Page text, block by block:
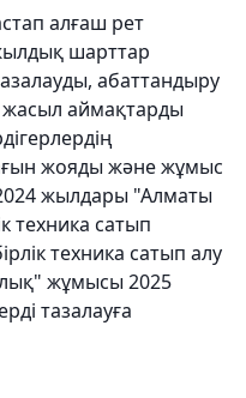
алғаш рет
шарттар
абаттандыру
жасыл аймақтарды
жояды және жұмыс
2024 жылдары "Алматы
техника сатып
техника сатып алу
жұмысы 2025
тазалауға